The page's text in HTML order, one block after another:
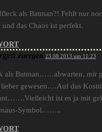
als Batman?! Fehlt nur
und das Chaos ist perfekt.
Juergen 23.08.2013 um 11:23
als Batman……abwarten, mir
gewesen….Auf das
ist es ja mit
Symbol……..